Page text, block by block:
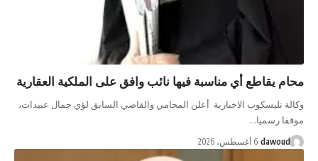
محام يقاطع أي مناسبة فيها نائب وافق على الملكية العقارية
وكالة تليسكوب الاخبارية أعلن المحامي والقاضي السابق لؤي جمال عبيدات،
موقفا رسميا…
dawoud 6 أغسطس، 2026